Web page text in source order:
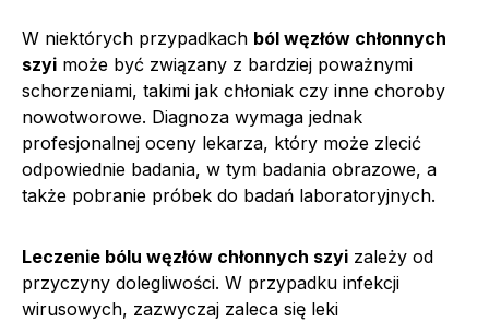
W niektórych przypadkach ból węzłów chłonnych
szyi może być związany z bardziej poważnymi
schorzeniami, takimi jak chłoniak czy inne choroby
nowotworowe. Diagnoza wymaga jednak
profesjonalnej oceny lekarza, który może zlecić
odpowiednie badania, w tym badania obrazowe, a
także pobranie próbek do badań laboratoryjnych.
Leczenie bólu węzłów chłonnych szyi zależy od
przyczyny dolegliwości. W przypadku infekcji
wirusowych, zazwyczaj zaleca się leki